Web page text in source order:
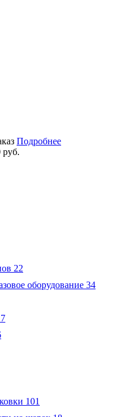
Подробнее
руб.
22
оборудование 34
101